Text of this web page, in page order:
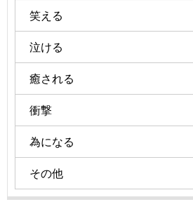
笑える
泣ける
癒される
衝撃
為になる
その他